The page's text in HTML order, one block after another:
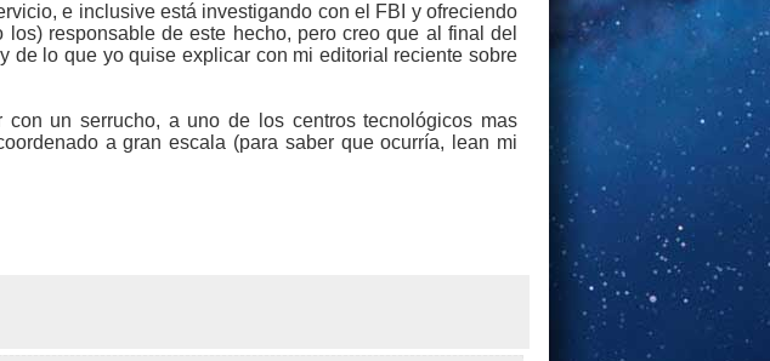
e inclusive está investigando con el FBI y ofreciendo
responsable de este hecho, pero creo que al final del
de lo que yo quise explicar con mi editorial reciente sobre
un serrucho, a uno de los centros tecnológicos mas
a gran escala (para saber que ocurría, lean mi